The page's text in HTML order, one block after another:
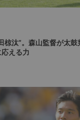
椋汰”。森山監督が太鼓
える力